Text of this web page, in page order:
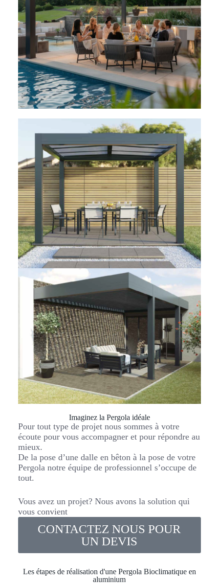
CONTACTEZ NOUS POUR
UN DEVIS
Pour tout type de projet nous sommes à votre
écoute pour vous accompagner et pour répondre au
mieux.
De la pose d’une dalle en bêton à la pose de votre
Pergola notre équipe de professionnel s’occupe de
tout.
Vous avez un projet? Nous avons la solution qui
vous convient
Imaginez la Pergola idéale
Les étapes de réalisation d'une Pergola Bioclimatique en
aluminium